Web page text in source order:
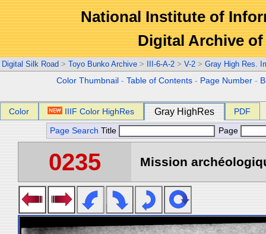
National Institute of
Digital Archive
Digital Silk Road > Toyo Bunko Archive > III-6-A-2 > V-2 > Gray High Res.
Color Thumbnail -Table of Contents - Page Number -
Color IIIF Color HighRes Gray HighRes PDF
Page Search Title Page
0235 Mission